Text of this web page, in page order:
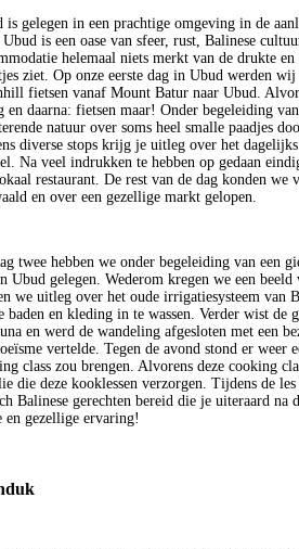
is gelegen in een prachtige omgeving in de
is een oase van sfeer, rust, Balinese
helemaal niets merkt van de drukte
ziet. Op onze eerste dag in Ubud werden
fietsen vanaf Mount Batur naar Ubud.
en daarna: fietsen maar! Onder begeleiding
natuur over soms heel smalle paadjes
diverse stops krijg je uitleg over het
Na veel indrukken te hebben op gedaan
restaurant. De rest van de dag konden
en over een gezellige markt gelopen.
twee hebben we onder begeleiding van een
Ubud gelegen. Wederom kregen we een
we uitleg over het oude irrigatiesysteem
baden en kleding in te wassen. Verder wist
en werd de wandeling afgesloten met een
vertelde. Tegen de avond stond er weer
class zou brengen. Alvorens deze cooking
die deze kooklessen verzorgen. Tijdens de
Balinese gerechten bereid die je uiteraard na
en gezellige ervaring!